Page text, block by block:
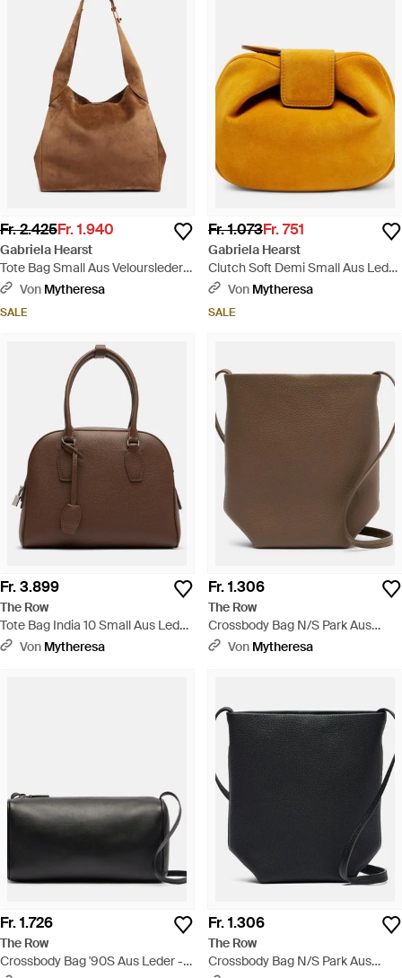
Fr. 2.425Fr. 1.940
Gabriela Hearst
Tote Bag Small Aus Veloursleder -
Braun
Von Mytheresa
SALE
Fr. 1.073Fr. 751
Gabriela Hearst
Clutch Soft Demi Small Aus Leder
- Gelb
Von Mytheresa
SALE
Fr. 3.899
The Row
Tote Bag India 10 Small Aus Leder
- Braun
Von Mytheresa
Fr. 1.306
The Row
Crossbody Bag N/S Park Aus
Leder - Braun
Von Mytheresa
Fr. 1.726
The Row
Crossbody Bag '90S Aus Leder -
Fr. 1.306
The Row
Crossbody Bag N/S Park Aus